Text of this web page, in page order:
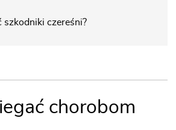
szkodniki czereśni?
chorobom